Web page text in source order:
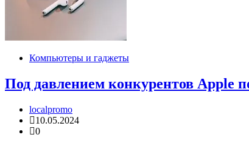
Компьютеры и гаджеты
Под давлением конкурентов Apple
localpromo
10.05.2024
0